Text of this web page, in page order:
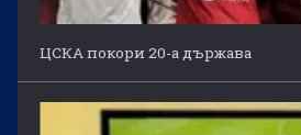
ЦСКА покори 20-а държава